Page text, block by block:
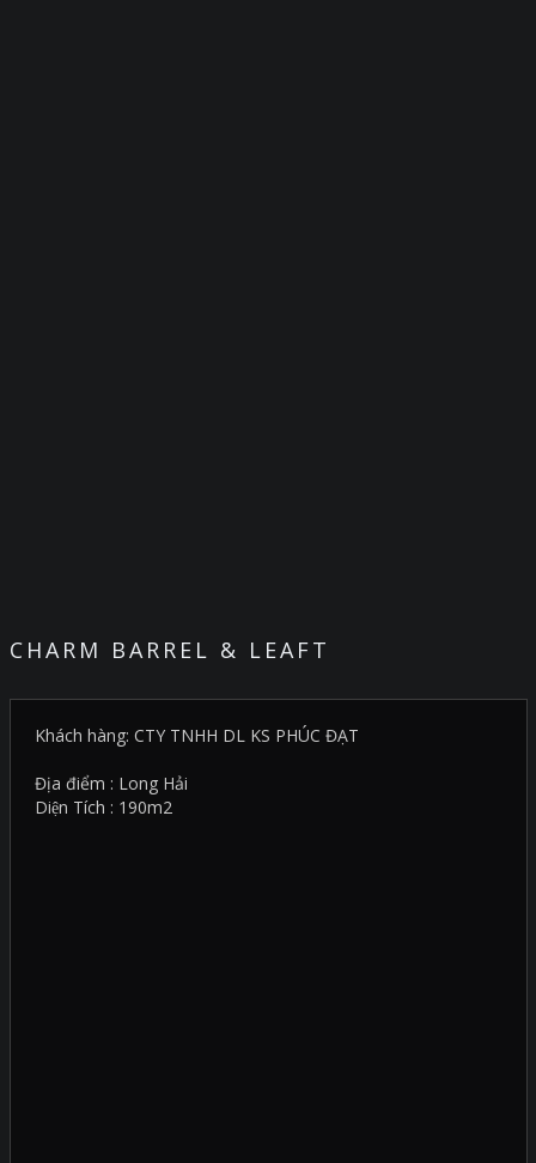
CHARM BARREL & LEAFT
Khách hàng: CTY TNHH DL KS PHÚC ĐẠT
Địa điểm : Long Hải
Diện Tích : 190m2